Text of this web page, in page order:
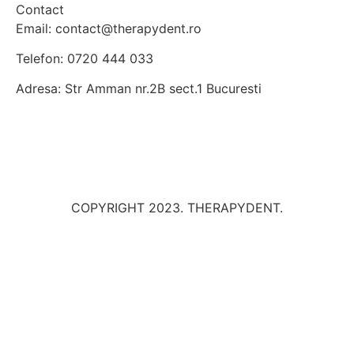
Contact
Email: contact@therapydent.ro
Telefon: 0720 444 033
Adresa: Str Amman nr.2B sect.1 Bucuresti
COPYRIGHT 2023. THERAPYDENT.